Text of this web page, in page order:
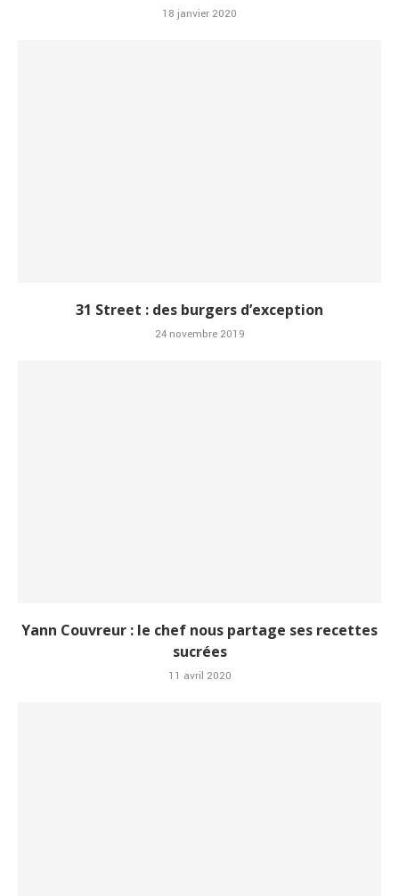
18 janvier 2020
31 Street : des burgers d’exception
24 novembre 2019
Yann Couvreur : le chef nous partage ses recettes
sucrées
11 avril 2020